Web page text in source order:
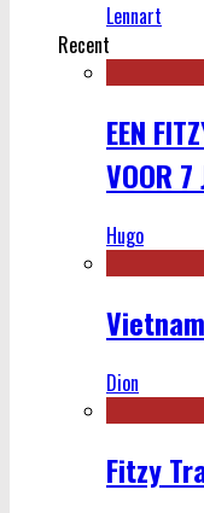
Lennart
Recent
EEN
VOOR 7
Hugo
Vietnam
Dion
Fitzy